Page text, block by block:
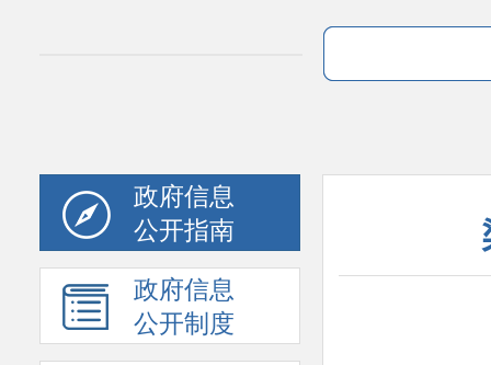
政府信息
公开指南
政府信息
公开制度